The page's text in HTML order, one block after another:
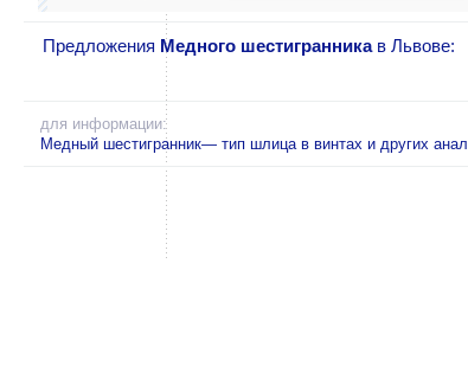
Предложения Медного шестигранникав Львове:
для информации:
Медный шестигранник— тип шлица в винтах и других